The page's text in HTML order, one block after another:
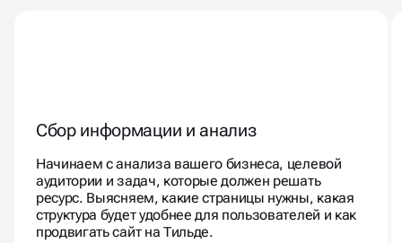
Сбор информации и анализ
Начинаем с анализа вашего бизнеса, целевой
аудитории и задач, которые должен решать
ресурс. Выясняем, какие страницы нужны, какая
структура будет удобнее для пользователей и как
продвигать сайт на Тильде.